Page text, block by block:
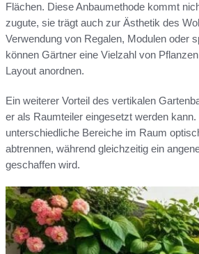
Flächen. Diese Anbaumethode kommt
zugute, sie trägt auch zur Ästhetik des
Verwendung von Regalen, Modulen oder
können Gärtner eine Vielzahl von
Layout anordnen.
Ein weiterer Vorteil des vertikalen
er als Raumteiler eingesetzt werden
unterschiedliche Bereiche im Raum
abtrennen, während gleichzeitig ein
geschaffen wird.